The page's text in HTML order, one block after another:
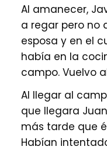
Al amanecer,
a regar pero no
esposa y en el
había en la
campo. Vuelvo
Al llegar al
que llegara
más tarde que
Habían